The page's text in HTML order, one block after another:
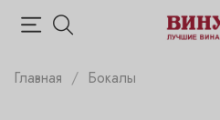
Главная Бокалы